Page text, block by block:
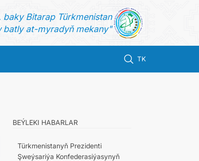
Bitarap Türkmenistan
at-myradyň mekany"
TK
BEÝLEKI HABARLAR
Türkmenistanyň Prezidenti
Şweýsariýa Konfederasiýasynyň